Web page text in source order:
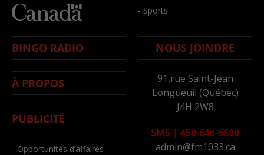
- Sports
BINGO RADIO
À PROPOS
PUBLICITÉ
- Opportunités d’affaires
NOUS JOINDRE
91,rue Saint-Jean
Longueuil (Québec)
J4H 2W8
SMS | 450-646-6800
admin@fm1033.ca